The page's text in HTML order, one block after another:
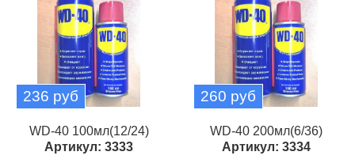
236 руб
WD-40 100мл(12/24)
Артикул: 3333
260 руб
WD-40 200мл(6/36)
Артикул: 3334